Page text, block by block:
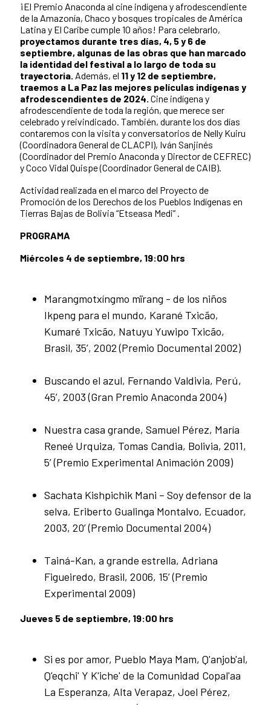
¡El Premio Anaconda al cine indígena y afrodescendiente
de la Amazonía, Chaco y bosques tropicales de América
Latina y El Caribe cumple 10 años! Para celebrarlo,
proyectamos durante tres días, 4, 5 y 6 de
septiembre, algunas de las obras que han marcado
la identidad del festival a lo largo de toda su
trayectoria. Además, el 11 y 12 de septiembre,
traemos a La Paz las mejores películas indígenas y
afrodescendientes de 2024. Cine indígena y
afrodescendiente de toda la región, que merece ser
celebrado y reivindicado. También, durante los dos días
contaremos con la visita y conversatorios de Nelly Kuiru
(Coordinadora General de CLACPI), Iván Sanjinés
(Coordinador del Premio Anaconda y Director de CEFREC)
y Coco Vidal Quispe (Coordinador General de CAIB).
Actividad realizada en el marco del Proyecto de
Promoción de los Derechos de los Pueblos Indígenas en
Tierras Bajas de Bolivia “Etseasa Medi” .
PROGRAMA
Miércoles 4 de septiembre, 19:00 hrs
Marangmotxíngmo mïrang - de los niños
Ikpeng para el mundo, Karané Txicão,
Kumaré Txicão, Natuyu Yuwipo Txicão,
Brasil, 35’, 2002 (Premio Documental 2002)
Buscando el azul, Fernando Valdivia, Perú,
45’, 2003 (Gran Premio Anaconda 2004)
Nuestra casa grande, Samuel Pérez, María
Reneé Urquiza, Tomas Candia, Bolivia, 2011,
5’ (Premio Experimental Animación 2009)
Sachata Kishpichik Mani – Soy defensor de la
selva, Eriberto Gualinga Montalvo, Ecuador,
2003, 20’ (Premio Documental 2004)
Tainá-Kan, a grande estrella, Adriana
Figueiredo, Brasil, 2006, 15’ (Premio
Experimental 2009)
Jueves 5 de septiembre, 19:00 hrs
Si es por amor, Pueblo Maya Mam, Q'anjob'al,
Q'eqchi' Y K'iche' de la Comunidad Copal'aa
La Esperanza, Alta Verapaz, Joel Pérez,